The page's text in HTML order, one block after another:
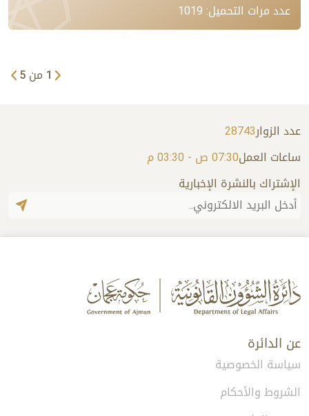
عدد مرات التحميل: 1019
1 من5
عدد الزوار28743
ساعات العمل07:30 ص - 03:30 م
الإشتراك بالنشرة الإخبارية
عن الدائرة
سياسة الخصوصية
الشروط والأحكام